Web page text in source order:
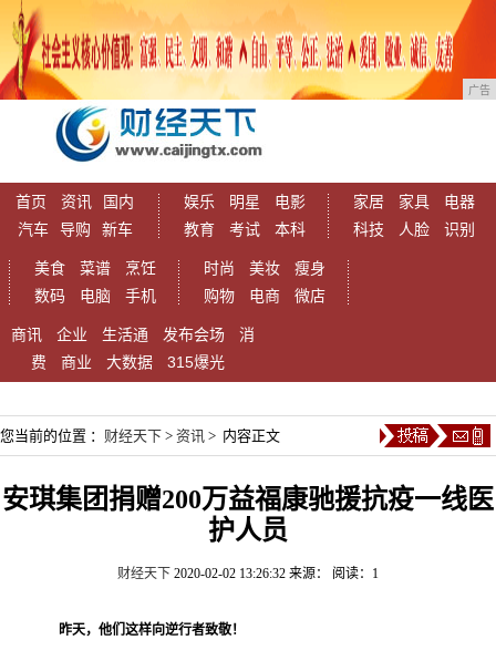
广告
首页 资讯
国内
汽车
导购 新车
娱乐 明星
电影
教育
考试 本科
家居 家具
电器
科技
人脸 识别
美食 菜谱
烹饪
数码
电脑 手机
时尚 美妆
瘦身
购物
电商 微店
商讯 企业 生活通 发布会场
消
费
商业 大数据 315爆光
您当前的位置 ： 财经天下 > 资讯 > 内容正文
安琪集团捐赠200万益福康驰援抗疫一线医
护人员
财经天下 2020-02-02 13:26:32 来源： 阅读：1
昨天，他们这样向逆行者致敬！